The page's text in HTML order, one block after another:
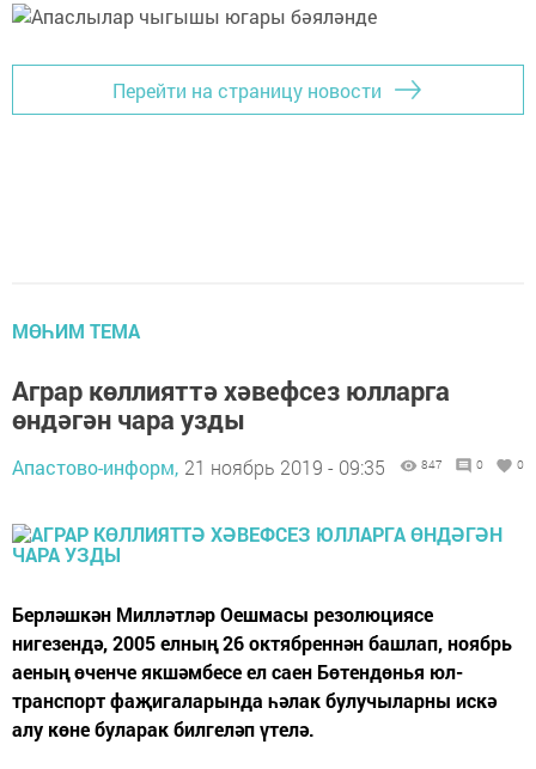
Перейти на страницу новости
МӨҺИМ ТЕМА
Аграр көллияттә хәвефсез юлларга
өндәгән чара узды
Апастово-информ, 21 ноябрь 2019 - 09:35 847 0 0
Берләшкән Милләтләр Оешмасы резолюциясе
нигезендә, 2005 елның 26 октябреннән башлап, ноябрь
аеның өченче якшәмбесе ел саен Бөтендөнья юл-
транспорт фаҗигаларында һәлак булучыларны искә
алу көне буларак билгеләп үтелә.